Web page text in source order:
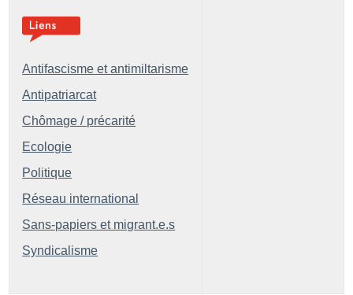
Antifascisme et antimiltarisme
Antipatriarcat
Chômage / précarité
Ecologie
Politique
Réseau international
Sans-papiers et migrant.e.s
Syndicalisme